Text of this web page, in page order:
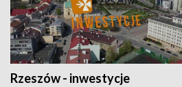
Rzeszów - inwestycje